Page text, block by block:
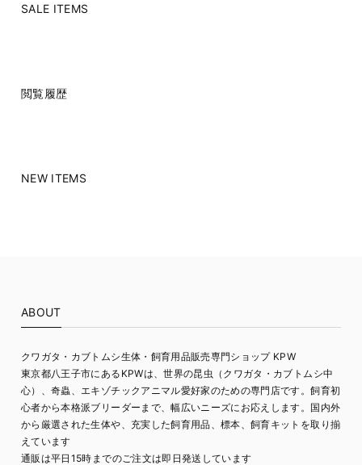
SALE ITEMS
閲覧履歴
NEW ITEMS
ABOUT
クワガタ・カブトムシ生体・飼育用品販売専門ショップ KPW
東京都八王子市にあるKPWは、世界の昆虫（クワガタ・カブトムシ中
心）、奇蟲、エキゾチックアニマル愛好家のための専門店です。飼育初
心者から本格派ブリーダーまで、幅広いニーズにお応えします。国内外
から厳選された生体や、充実した飼育用品、標本、飼育キットを取り揃
えています
通販は平日15時までのご注文は即日発送しています